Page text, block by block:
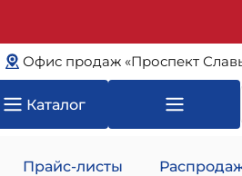
Офис продаж «Проспект
Каталог
Прайс-листы